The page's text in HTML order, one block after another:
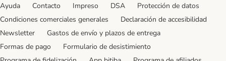
Ayuda Contacto Impreso DSA
Protección de datos
Condiciones comerciales generales
Declaración de accesibilidad
Newsletter
Gastos de envío y plazos de entrega
Formas de pago
Formulario de desistimiento